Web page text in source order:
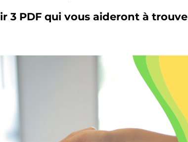
3 PDF qui vous aideront à